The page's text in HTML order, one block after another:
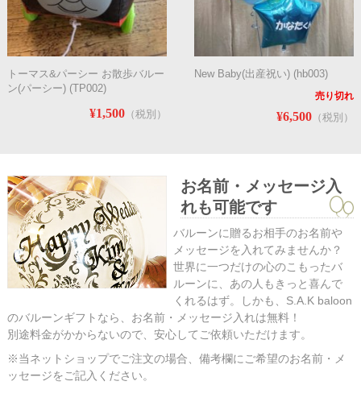
トーマス&パーシー お散歩バルー
ン(パーシー) (TP002)
¥1,500（税別）
New Baby(出産祝い) (hb003)
売り切れ
¥6,500 （税別）
お名前・メッセージ入
れも可能です
バルーンに贈るお相手のお名前や
メッセージを入れてみませんか？
世界に一つだけの心のこもったバ
ルーンに、あの人もきっと喜んで
くれるはず。しかも、S.A.K baloon
のバルーンギフトなら、お名前・メッセージ入れは無料！
別途料金がかからないので、安心してご依頼いただけます。
※当ネットショップでご注文の場合、備考欄にご希望のお名前・メ
ッセージをご記入ください。